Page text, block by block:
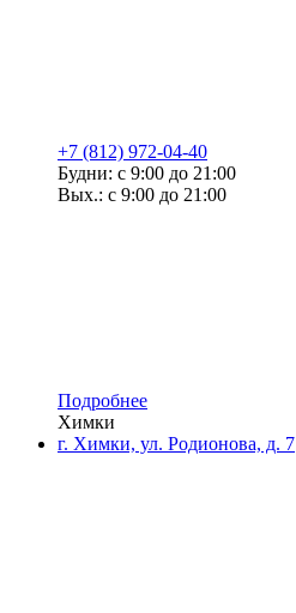
+7 (812) 972-04-40
Будни: с 9:00 до 21:00
Вых.: с 9:00 до 21:00
Подробнее
Химки
г. Химки, ул. Родионова, д. 7